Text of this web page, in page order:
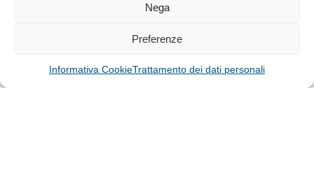
Nega
Preferenze
Informativa CookieTrattamento dei dati personali